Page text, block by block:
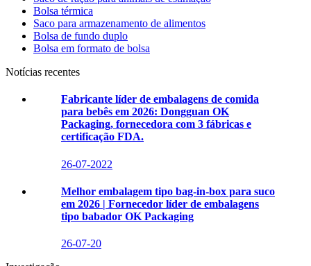
Bolsa térmica
Saco para armazenamento de alimentos
Bolsa de fundo duplo
Bolsa em formato de bolsa
Notícias recentes
Fabricante líder de embalagens de comida
para bebês em 2026: Dongguan OK
Packaging, fornecedora com 3 fábricas e
certificação FDA.
26-07-2022
Melhor embalagem tipo bag-in-box para suco
em 2026 | Fornecedor líder de embalagens
tipo babador OK Packaging
26-07-20